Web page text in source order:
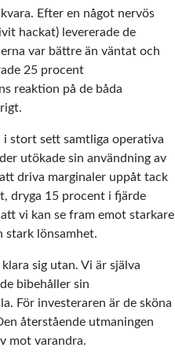
Efter en något nervös
hackat) levererade de
var bättre än väntat och
25 procent
reaktion på de båda
stort sett samtliga operativa
utökade sin användning av
driva marginaler uppåt tack
dryga 15 procent i fjärde
vi kan se fram emot starkare
stark lönsamhet.
sig utan. Vi är själva
bibehåller sin
För investeraren är de sköna
återstående utmaningen
mot varandra.